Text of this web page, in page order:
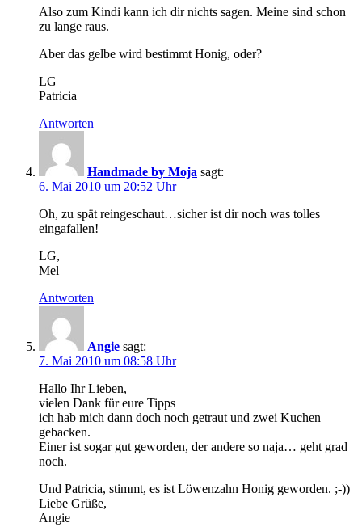
Also zum Kindi kann ich dir nichts sagen. Meine sind schon
zu lange raus.
Aber das gelbe wird bestimmt Honig, oder?
LG
Patricia
Antworten
Handmade by Moja sagt:
6. Mai 2010 um 20:52 Uhr
Oh, zu spät reingeschaut…sicher ist dir noch was tolles
eingafallen!
LG,
Mel
Antworten
Angie sagt:
7. Mai 2010 um 08:58 Uhr
Hallo Ihr Lieben,
vielen Dank für eure Tipps
ich hab mich dann doch noch getraut und zwei Kuchen
gebacken.
Einer ist sogar gut geworden, der andere so naja… geht grad
noch.
Und Patricia, stimmt, es ist Löwenzahn Honig geworden. ;-))
Liebe Grüße,
Angie